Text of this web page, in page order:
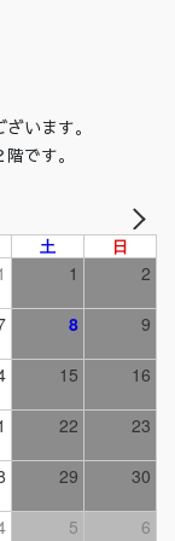
います。
です。
土 日
1 2
8 9
15 16
22 23
29 30
5 6